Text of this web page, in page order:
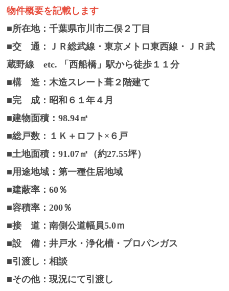
物件概要を記載します
■所在地：千葉県市川市二俣２丁目
■交 通：ＪＲ総武線・東京メトロ東西線・ＪＲ武
蔵野線 etc. 「西船橋」駅から徒歩１１分
■構 造：木造スレート葺２階建て
■完 成：昭和６１年４月
■建物面積：98.94㎡
■総戸数：１Ｋ＋ロフト×６戸
■土地面積：91.07㎡（約27.55坪）
■用途地域：第一種住居地域
■建蔽率：60％
■容積率：200％
■接 道：南側公道幅員5.0ｍ
■設 備：井戸水・浄化槽・プロパンガス
■引渡し：相談
■その他：現況にて引渡し